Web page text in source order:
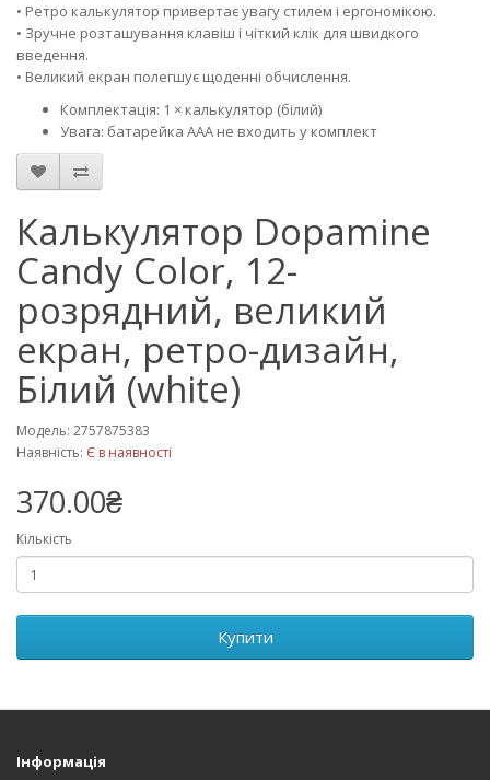
• Ретро калькулятор привертає увагу стилем і ергономікою.
• Зручне розташування клавіш і чіткий клік для швидкого
введення.
• Великий екран полегшує щоденні обчислення.
Комплектація: 1 × калькулятор (білий)
Увага: батарейка AAA не входить у комплект
Калькулятор Dopamine
Candy Color, 12-
розрядний, великий
екран, ретро-дизайн,
Білий (white)
Модель: 2757875383
Наявність: Є в наявності
370.00₴
Кількість
Купити
Інформація